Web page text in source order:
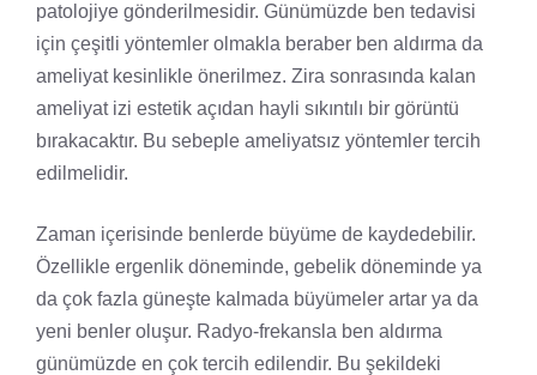
patolojiye gönderilmesidir. Günümüzde ben tedavisi
için çeşitli yöntemler olmakla beraber ben aldırma da
ameliyat kesinlikle önerilmez. Zira sonrasında kalan
ameliyat izi estetik açıdan hayli sıkıntılı bir görüntü
bırakacaktır. Bu sebeple ameliyatsız yöntemler tercih
edilmelidir.
Zaman içerisinde benlerde büyüme de kaydedebilir.
Özellikle ergenlik döneminde, gebelik döneminde ya
da çok fazla güneşte kalmada büyümeler artar ya da
yeni benler oluşur. Radyo-frekansla ben aldırma
günümüzde en çok tercih edilendir. Bu şekildeki